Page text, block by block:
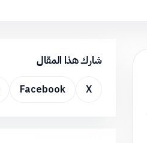
شارك هذا المقال
X
Facebook